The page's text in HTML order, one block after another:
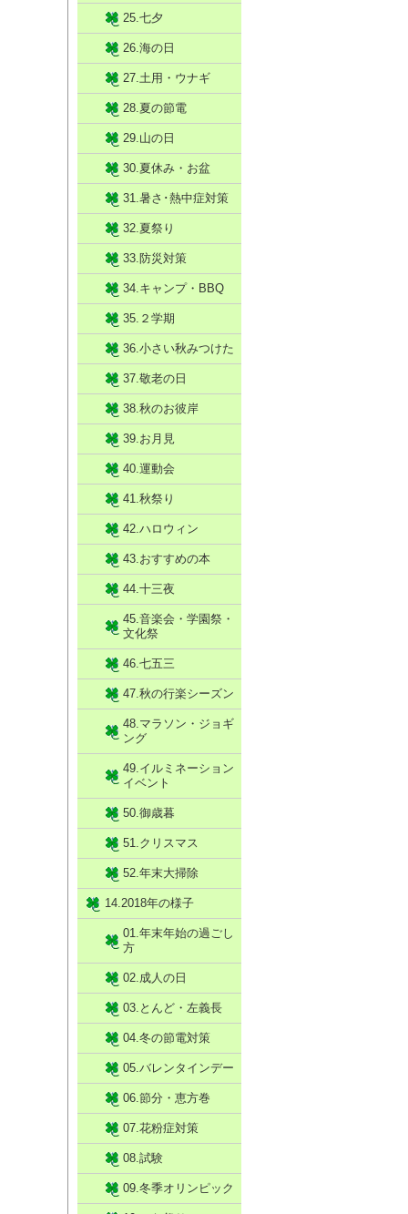
25.七夕
26.海の日
27.土用・ウナギ
28.夏の節電
29.山の日
30.夏休み・お盆
31.暑さ･熱中症対策
32.夏祭り
33.防災対策
34.キャンプ・BBQ
35.２学期
36.小さい秋みつけた
37.敬老の日
38.秋のお彼岸
39.お月見
40.運動会
41.秋祭り
42.ハロウィン
43.おすすめの本
44.十三夜
45.音楽会・学園祭・
文化祭
46.七五三
47.秋の行楽シーズン
48.マラソン・ジョギ
ング
49.イルミネーション
イベント
50.御歳暮
51.クリスマス
52.年末大掃除
14.2018年の様子
01.年末年始の過ごし
方
02.成人の日
03.とんど・左義長
04.冬の節電対策
05.バレンタインデー
06.節分・恵方巻
07.花粉症対策
08.試験
09.冬季オリンピック